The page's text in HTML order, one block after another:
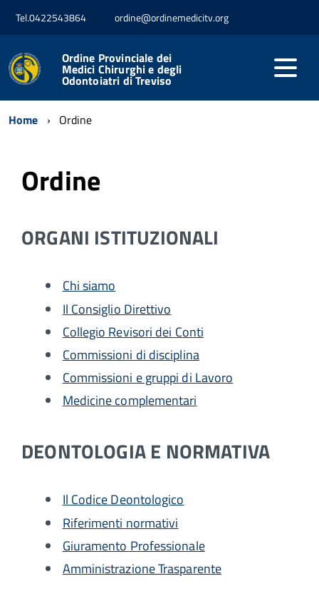
Tel.0422543864 ordine@ordinemedicitv.org
Ordine Provinciale dei
Medici Chirurghi e degli
Odontoiatri di Treviso
Home Ordine
Ordine
ORGANI ISTITUZIONALI
Chi siamo
Il Consiglio Direttivo
Collegio Revisori dei Conti
Commissioni di disciplina
Commissioni e gruppi di Lavoro
Medicine complementari
DEONTOLOGIA E NORMATIVA
Il Codice Deontologico
Riferimenti normativi
Giuramento Professionale
Amministrazione Trasparente